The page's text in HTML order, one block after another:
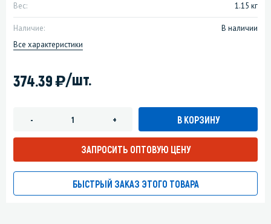
Вес: 1.15 кг
Наличие:
В наличии
Все характеристики
374.39)/шт.
- + В КОРЗИНУ
ЗАПРОСИТЬ ОПТОВУЮ ЦЕНУ
БЫСТРЫЙ ЗАКАЗ ЭТОГО ТОВАРА